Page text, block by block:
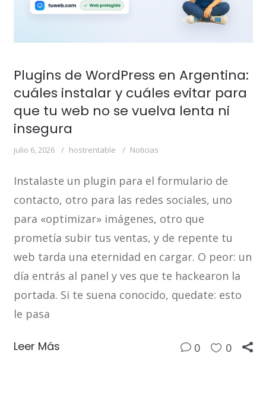
Plugins de WordPress en Argentina:
cuáles instalar y cuáles evitar para
que tu web no se vuelva lenta ni
insegura
julio 6, 2026 hostrentable Noticias
Instalaste un plugin para el formulario de
contacto, otro para las redes sociales, uno
para «optimizar» imágenes, otro que
prometía subir tus ventas, y de repente tu
web tarda una eternidad en cargar. O peor: un
día entrás al panel y ves que te hackearon la
portada. Si te suena conocido, quedate: esto
le pasa
Leer Más 0 0